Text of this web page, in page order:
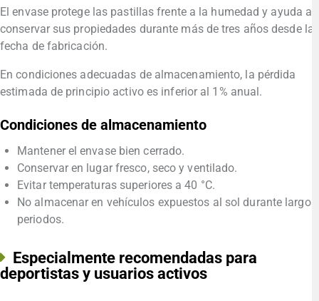
El envase protege las pastillas frente a la humedad y ayuda a
conservar sus propiedades durante más de tres años desde la
fecha de fabricación.
En condiciones adecuadas de almacenamiento, la pérdida
estimada de principio activo es inferior al 1% anual.
Condiciones de almacenamiento
Mantener el envase bien cerrado.
Conservar en lugar fresco, seco y ventilado.
Evitar temperaturas superiores a 40 °C.
No almacenar en vehículos expuestos al sol durante largos
periodos.
Especialmente recomendadas para
deportistas y usuarios activos